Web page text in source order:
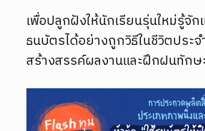
เพื่อปลูกฝังให้นักเรียนรุ่นใหม่รู้จัก
ธนบัตรได้อย่างถูกวิธีในชีวิตประ
สร้างสรรค์ผลงานและฝึกฝนทักษ